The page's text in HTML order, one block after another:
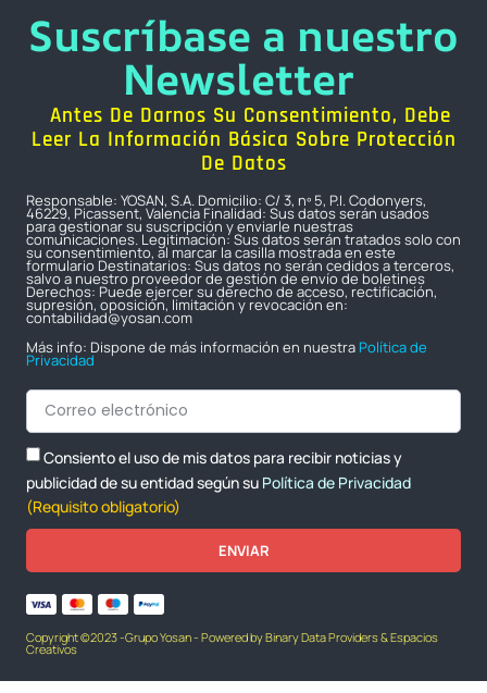
Suscríbase a nuestro
Newsletter
Antes De Darnos Su Consentimiento, Debe
Leer La Información Básica Sobre Protección
De Datos
Responsable: YOSAN, S.A. Domicilio: C/ 3, nº 5, P.I. Codonyers,
46229, Picassent, Valencia Finalidad: Sus datos serán usados
para gestionar su suscripción y enviarle nuestras
comunicaciones. Legitimación: Sus datos serán tratados solo con
su consentimiento, al marcar la casilla mostrada en este
formulario Destinatarios: Sus datos no serán cedidos a terceros,
salvo a nuestro proveedor de gestión de envío de boletines
Derechos: Puede ejercer su derecho de acceso, rectificación,
supresión, oposición, limitación y revocación en:
contabilidad@yosan.com
Más info: Dispone de más información en nuestra Política de
Privacidad
Consiento el uso de mis datos para recibir noticias y
publicidad de su entidad según su Política de Privacidad
(Requisito obligatorio)
ENVIAR
Copyright ©2023 -Grupo Yosan - Powered by Binary Data Providers & Espacios
Creativos